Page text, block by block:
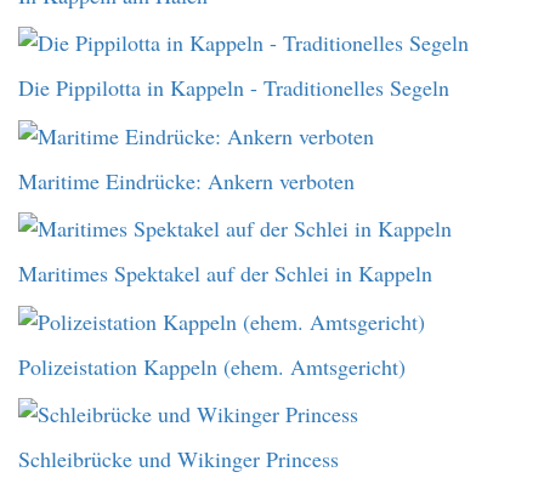
Die Pippilotta in Kappeln - Traditionelles Segeln
Maritime Eindrücke: Ankern verboten
Maritimes Spektakel auf der Schlei in Kappeln
Polizeistation Kappeln (ehem. Amtsgericht)
Schleibrücke und Wikinger Princess